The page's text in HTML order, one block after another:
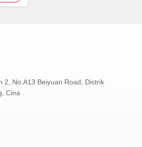
2, No.A13 Beiyuan Road, Distrik
Cina